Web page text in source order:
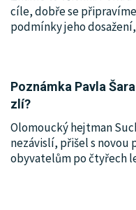
cíle, dobře se
podmínky jeho
Poznámka Pavla
zlí?
Olomoucký hejtman
nezávislí, přišel s novou
obyvatelům po čtyřech